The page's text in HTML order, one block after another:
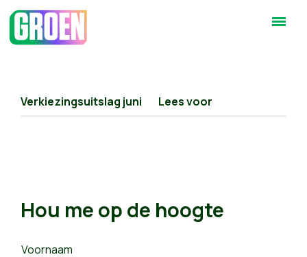
Verkiezingsuitslag juni Lees voor
Hou me op de hoogte
Voornaam